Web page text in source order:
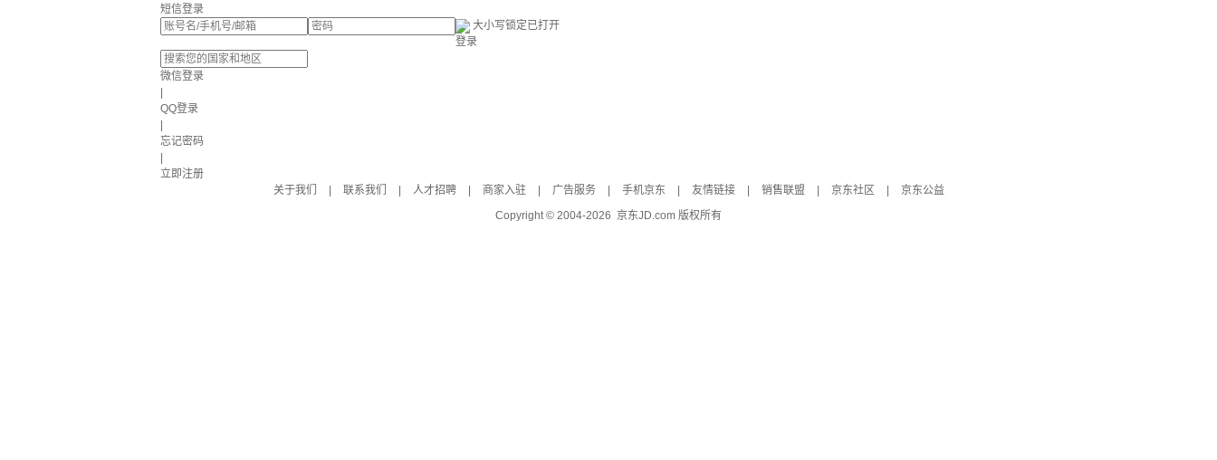
短信登录
大小写锁定已打开
登录
微信登录
QQ登录
忘记密码
立即注册
关于我们
联系我们 人才招聘 商家入驻 广告服务 手机京东 友情链接 销售联盟 京东社区
京东公益
Copyright © 2004-2026 京东JD.com 版权所有